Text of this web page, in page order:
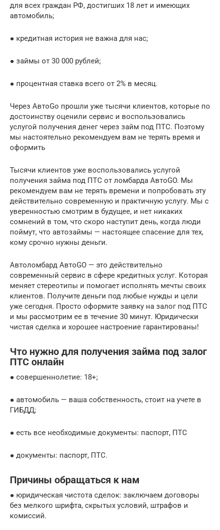
для всех граждан РФ, достигших 18 лет и имеющих
автомобиль;
● кредитная история не важна для нас;
● займы от 30 000 рублей;
● процентная ставка всего от 2% в месяц.
Через АвтоGo прошли уже тысячи клиентов, которые по
достоинству оценили сервис и воспользовались
услугой получения денег через займ под ПТС. Поэтому
мы настоятельно рекомендуем вам не терять время и
оформить
Тысячи клиентов уже воспользовались услугой
получения займа под ПТС от ломбарда АвтоGO. Мы
рекомендуем вам не терять времени и попробовать эту
действительно современную и практичную услугу. Мы с
уверенностью смотрим в будущее, и нет никаких
сомнений в том, что скоро наступит день, когда люди
поймут, что автозаймы — настоящее спасение для тех,
кому срочно нужны деньги.
Автоломбард АвтоGO — это действительно
современный сервис в сфере кредитных услуг. Которая
меняет стереотипы и помогает исполнять мечты своих
клиентов. Получите деньги под любые нужды и цели
уже сегодня. Просто оформите заявку на залог под ПТС
и мы рассмотрим ее в течение 30 минут. Юридически
чистая сделка и хорошее настроение гарантированы!
Что нужно для получения займа под залог
ПТС онлайн
● совершеннолетие: 18+;
● автомобиль — ваша собственность, стоит на учете в
ГИБДД;
● есть все необходимые документы: паспорт, ПТС
● документы: паспорт, ПТС.
Причины обращаться к нам
● юридическая чистота сделок: заключаем договоры
без мелкого шрифта, скрытых условий, штрафов и
комиссий.